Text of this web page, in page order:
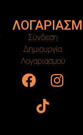
Σύνδεση
Δημιουργία
Λογαριασμού